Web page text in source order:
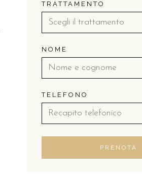
TRATTAMENTO
NOME
TELEFONO
PRENOTA